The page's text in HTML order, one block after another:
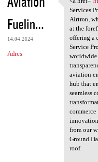
Fuelin...
14.04.2024
Adres
<aServices
Airtron,
at the
offering a
Service
aviation
hub that
seamless
from our
Ground
roof.